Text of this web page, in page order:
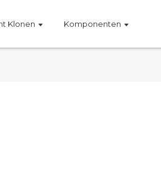
Klonen Komponenten